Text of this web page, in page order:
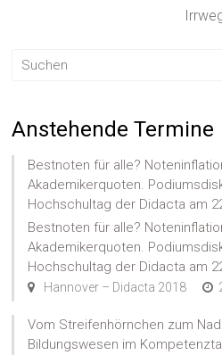
Anstehende Termine
Bestnoten für alle?
Akademikerquoten.
Hochschultag der Didacta am
Bestnoten für alle?
Akademikerquoten.
Hochschultag der Didacta am
Hannover – Didacta 2018
Vom Streifenhörnchen zum
Bildungswesen im